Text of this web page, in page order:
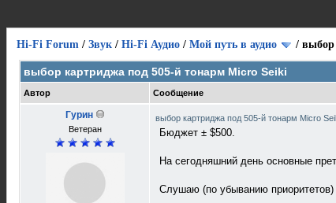
Hi-Fi Forum / Звук / Hi-Fi Аудио / Мой путь в аудио / выбор
выбор картриджа под 505-й тонарм Micro Seiki
Автор Сообщение
Гурин
Ветеран
выбор картриджа под 505-й тонарм Micro
Бюджет ± $500.
На сегодняшний день основные
Слушаю (по убыванию приоритетов)